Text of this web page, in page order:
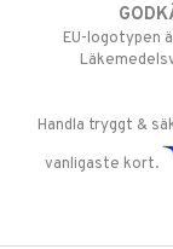
EU-logotypen
Handla tryggt &
vanligaste kort.